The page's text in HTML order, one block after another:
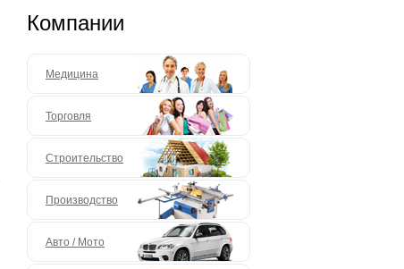
Компании
Медицина
Торговля
Строительство
Производство
Авто / Мото